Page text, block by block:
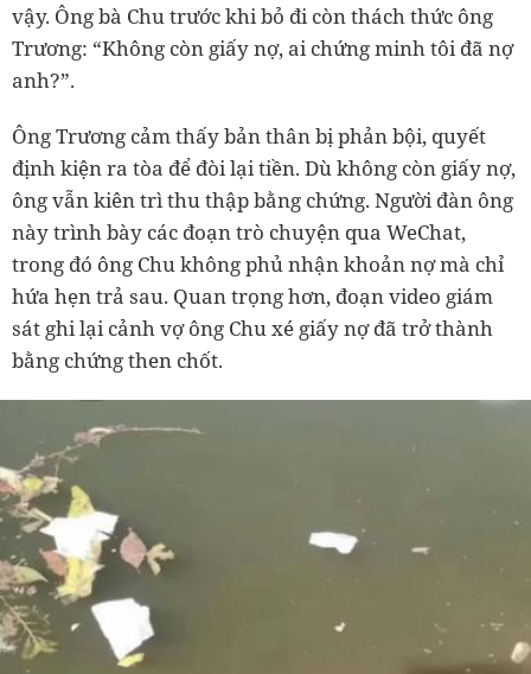
vậy. Ông bà Chu trước khi bỏ đi còn thách thức ông
Trương: “Không còn giấy nợ, ai chứng minh tôi đã nợ
anh?”.
Ông Trương cảm thấy bản thân bị phản bội, quyết
định kiện ra tòa để đòi lại tiền. Dùkhông còn giấy nợ,
ông vẫn kiên trì thu thập bằng chứng. Người đàn ông
này trình bày các đoạn trò chuyện qua WeChat,
trong đó ông Chu không phủ nhận khoản nợ mà chỉ
hứa hẹn trả sau. Quan trọng hơn, đoạn video giám
sát ghi lại cảnh vợ ông Chu xé giấy nợ đã trở thành
bằng chứng then chốt.